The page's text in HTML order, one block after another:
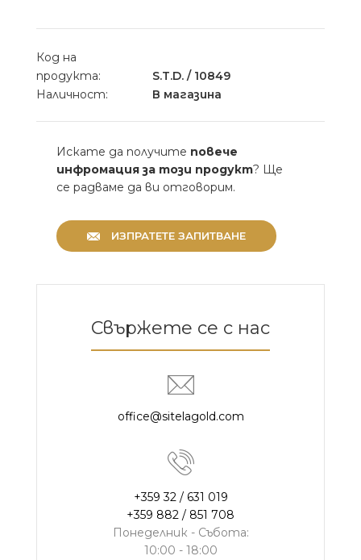
Код на
продукта:
S.T.D. / 10849
Наличност:
В магазина
Искате да получите повече
инфромация за този продукт? Ще
се радваме да ви отговорим.
ИЗПРАТЕТЕ ЗАПИТВАНЕ
Свържете се с нас
office@sitelagold.com
+359 32 / 631 019
+359 882 / 851 708
Понеделник - Събота:
10:00 - 18:00